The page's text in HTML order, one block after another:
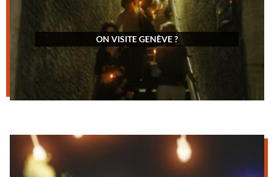
ON VISITE GENÈVE ?